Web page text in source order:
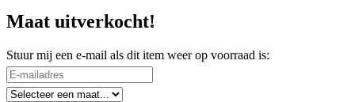
Maat uitverkocht!
Stuur mij een e-mail als dit item weer op voorraad is: